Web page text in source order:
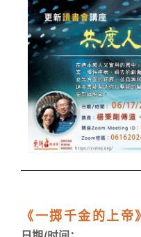
《一掷千金的上帝》